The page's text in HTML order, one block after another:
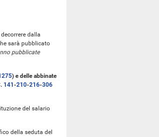
dalla
sarà pubblicato
pubblicate
​) e delle abbinate
141 ​-210​-216​-306
del salario
della seduta del